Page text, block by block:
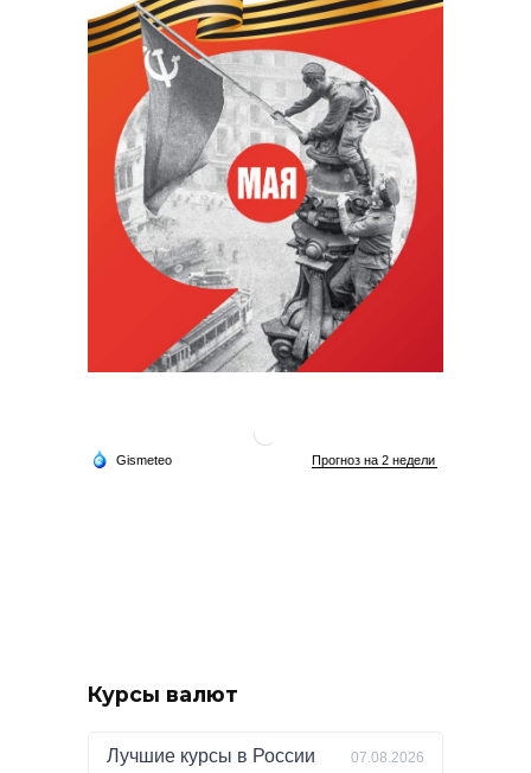
Курсы валют
Лучшие курсы в России 07.08.2026